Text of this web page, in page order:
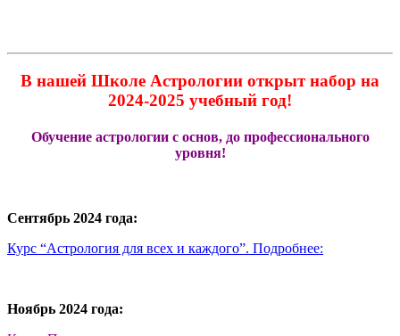
В нашей Школе Астрологии открыт набор на
2024-2025 учебный год!
Обучение астрологии с основ, до профессионального
уровня!
Сентябрь 2024 года:
Курс “Астрология для всех и каждого”. Подробнее:
Ноябрь 2024 года: